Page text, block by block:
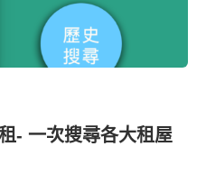
- 一次搜尋各大租屋